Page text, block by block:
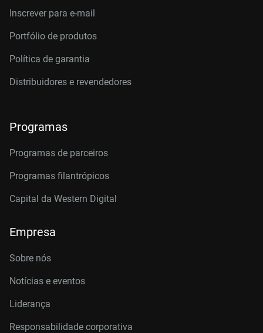
Inscrever para e-mail
Portfólio de produtos
Política de garantia
Distribuidores e revendedores
Programas
Programas de parceiros
Programas filantrópicos
Capital da Western Digital
Empresa
Sobre nós
Notícias e eventos
Liderança
Responsabilidade corporativa